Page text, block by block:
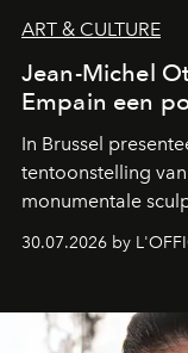
ART & CULTURE
Jean-Michel
Empain een
In Brussel
tentoonstelling
monumentale
fonkelend
een emotionele
moment van
30.07.2026 by